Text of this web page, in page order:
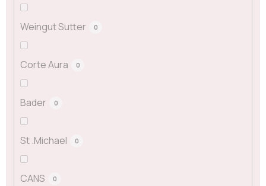
Weingut Sutter 0
Corte Aura 0
Bader 0
St .Michael 0
CANS 0